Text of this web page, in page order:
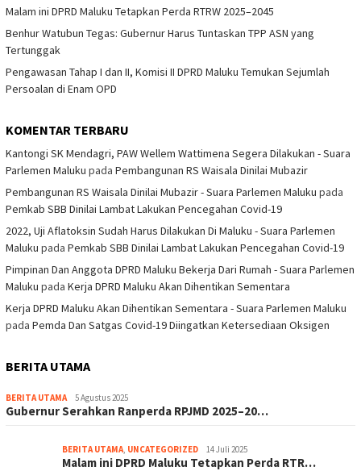
Malam ini DPRD Maluku Tetapkan Perda RTRW 2025–2045
Benhur Watubun Tegas: Gubernur Harus Tuntaskan TPP ASN yang
Tertunggak
Pengawasan Tahap I dan II, Komisi II DPRD Maluku Temukan Sejumlah
Persoalan di Enam OPD
KOMENTAR TERBARU
Kantongi SK Mendagri, PAW Wellem Wattimena Segera Dilakukan - Suara
Parlemen Maluku pada Pembangunan RS Waisala Dinilai Mubazir
Pembangunan RS Waisala Dinilai Mubazir - Suara Parlemen Maluku pada
Pemkab SBB Dinilai Lambat Lakukan Pencegahan Covid-19
2022, Uji Aflatoksin Sudah Harus Dilakukan Di Maluku - Suara Parlemen
Maluku pada Pemkab SBB Dinilai Lambat Lakukan Pencegahan Covid-19
Pimpinan Dan Anggota DPRD Maluku Bekerja Dari Rumah - Suara Parlemen
Maluku pada Kerja DPRD Maluku Akan Dihentikan Sementara
Kerja DPRD Maluku Akan Dihentikan Sementara - Suara Parlemen Maluku
pada Pemda Dan Satgas Covid-19 Diingatkan Ketersediaan Oksigen
BERITA UTAMA
BERITA UTAMA 5 Agustus 2025
Gubernur Serahkan Ranperda RPJMD 2025–20…
BERITA UTAMA, UNCATEGORIZED 14 Juli 2025
Malam ini DPRD Maluku Tetapkan Perda RTR…